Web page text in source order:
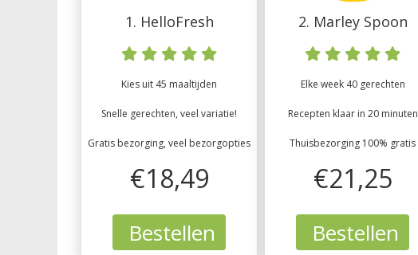
1. HelloFresh
Kies uit 45 maaltijden
Snelle gerechten, veel variatie!
Gratis bezorging, veel bezorgopties
€18,49
Bestellen
2. Marley Spoon
Elke week 40 gerechten
Recepten klaar in 20 minuten
Thuisbezorging 100% gratis
€21,25
Bestellen